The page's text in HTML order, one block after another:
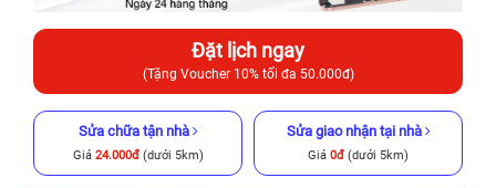
Đặt lịch ngay
(Tặng Voucher 10% tối đa 50.000đ)
Sửa chữa tận nhà
Giá 24.000đ(dưới 5km)
Sửa giao nhận tại nhà
Giá 0đ (dưới 5km)